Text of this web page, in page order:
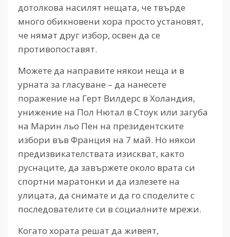
дотолкова насилят нещата, че твърде
много обикновени хора просто установят,
че нямат друг избор, освен да се
противопоставят.
Можете да направите някои неща и в
урната за гласуване – да нанесете
поражение на Герт Вилдерс в Холандия,
унижение на Пол Нютал в Стоук или загуба
на Марин льо Пен на президентските
избори във Франция на 7 май. Но някои
предизвикателствата изискват, както
руснаците, да завържете около врата си
спортни маратонки и да излезете на
улицата, да снимате и да го споделите с
последователите си в социалните мрежи.
Когато хората решат да живеят,